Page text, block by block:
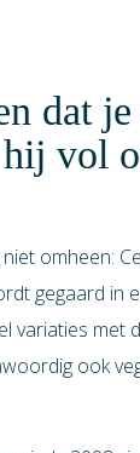
dat
vol
omheen:
gegaard in
variaties met
ook